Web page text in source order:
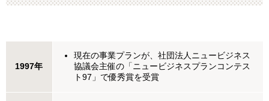
1997年
現在の事業プランが、社団法人ニュービジネス
協議会主催の「ニュービジネスプランコンテス
ト97」で優秀賞を受賞